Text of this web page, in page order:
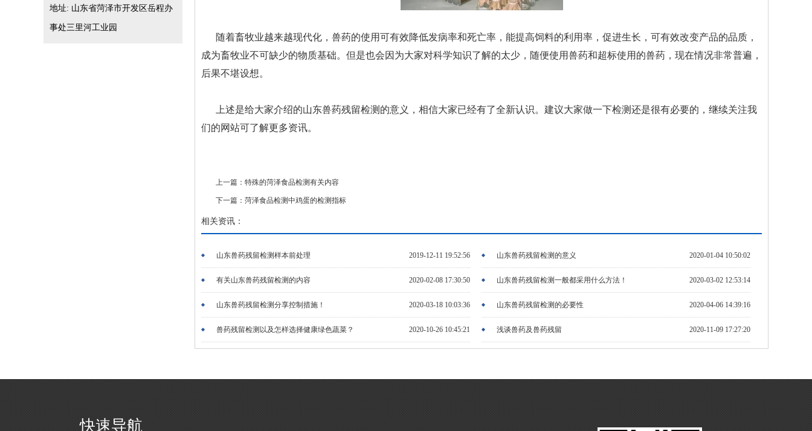
地址: 山东省菏泽市开发区岳程办
事处三里河工业园
随着畜牧业越来越现代化，兽药的使用可有效降低发病率和死亡率，能提高饲料的利用率，促进生长，可有效改变产品的品质，
成为畜牧业不可缺少的物质基础。但是也会因为大家对科学知识了解的太少，随便使用兽药和超标使用的兽药，现在情况非常普遍，
后果不堪设想。
上述是给大家介绍的山东兽药残留检测的意义，相信大家已经有了全新认识。建议大家做一下检测还是很有必要的，继续关注我
们的网站可了解更多资讯。
上一篇： 特殊的菏泽食品检测有关内容
下一篇： 菏泽食品检测中鸡蛋的检测指标
相关资讯：
2019-12-11 19:52:56
山东兽药残留检测样本前处理 2020-01-04 10:50:02
山东兽药残留检测的意义
2020-02-08 17:30:50
有关山东兽药残留检测的内容 2020-03-02 12:53:14
山东兽药残留检测一般都采用什么方法！
2020-03-18 10:03:36
山东兽药残留检测分享控制措施！ 2020-04-06 14:39:16
山东兽药残留检测的必要性
2020-10-26 10:45:21
兽药残留检测以及怎样选择健康绿色蔬菜？ 2020-11-09 17:27:20
浅谈兽药及兽药残留
快速导航